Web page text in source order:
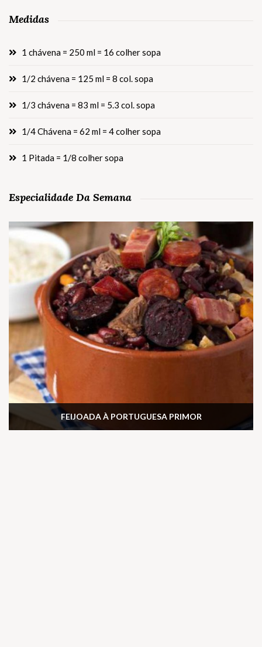
Medidas
1 chávena = 250 ml = 16 colher sopa
1/2 chávena = 125 ml = 8 col. sopa
1/3 chávena = 83 ml = 5.3 col. sopa
1/4 Chávena = 62 ml = 4 colher sopa
1 Pitada = 1/8 colher sopa
Especialidade Da Semana
FEIJOADA À PORTUGUESA PRIMOR